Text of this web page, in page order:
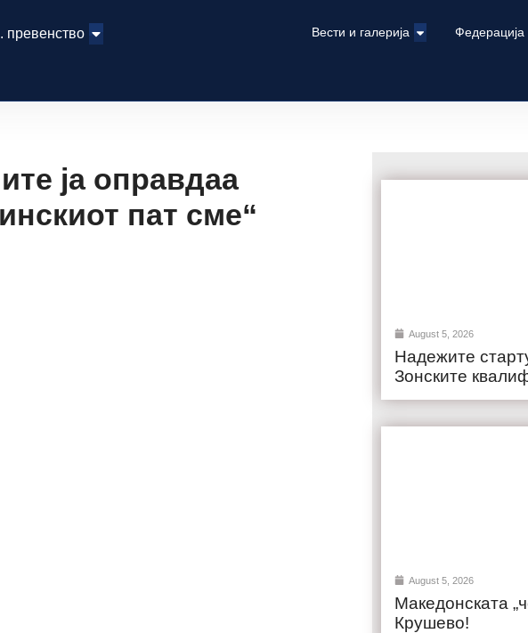
превенство Вести и галерија Федерација
ја оправдаа
пат сме“
August 5, 2026
Надежите
Зонските
August 5, 2026
Македонската
Крушево!